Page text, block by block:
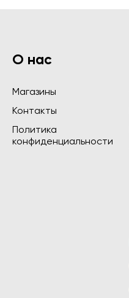
О нас
Магазины
Контакты
Политика
конфиденциальности